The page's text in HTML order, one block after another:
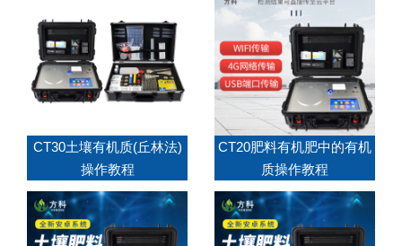
CT30土壤有机质(丘林法)
操作教程
CT20肥料有机肥中的有机
质操作教程